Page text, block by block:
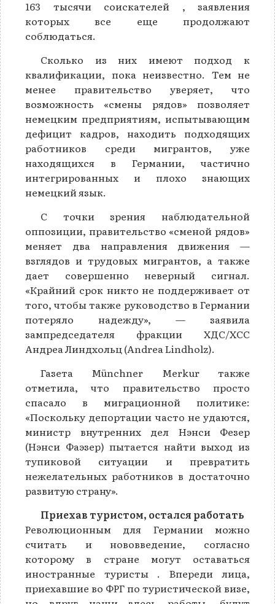
163 тысячи соискателей , заявления
которых все еще продолжают
соблюдаться.
Сколько из них имеют подход к
квалификации, пока неизвестно. Тем не
менее правительство уверяет, что
возможность «смены рядов» позволяет
немецким предприятиям, испытывающим
дефицит кадров, находить подходящих
работников среди мигрантов, уже
находящихся в Германии, частично
интегрированных и плохо знающих
немецкий язык.
С точки зрения наблюдательной
оппозиции, правительство «сменой рядов»
меняет два направления движения —
взглядов и трудовых мигрантов, а также
дает совершенно неверный сигнал.
«Крайний срок никто не поддерживает от
того, чтобы также руководство в Германии
потеряло надежду», — заявила
зампредседателя фракции ХДС/ХСС
Андреа Линдхольц (Andrea Lindholz).
Газета Münchner Merkur также
отметила, что правительство просто
спасало в миграционной политике:
«Поскольку депортации часто не удаются,
министр внутренних дел Нэнси Фезер
(Нэнси Фаэзер) пытается найти выход из
тупиковой ситуации и превратить
нежелательных работников в достаточно
развитую страну».
Приехав туристом, остался работать
Революционным для Германии можно
считать и нововведение, согласно
которому в стране могут оставаться
иностранные туристы . Впереди лица,
приехавшие во ФРГ по туристической визе,